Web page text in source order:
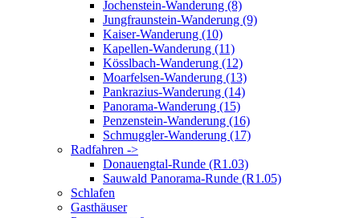
Jochenstein-Wanderung (8)
Jungfraunstein-Wanderung (9)
Kaiser-Wanderung (10)
Kapellen-Wanderung (11)
Kösslbach-Wanderung (12)
Moarfelsen-Wanderung (13)
Pankrazius-Wanderung (14)
Panorama-Wanderung (15)
Penzenstein-Wanderung (16)
Schmuggler-Wanderung (17)
Radfahren ->
Donauengtal-Runde (R1.03)
Sauwald Panorama-Runde (R1.05)
Schlafen
Gasthäuser